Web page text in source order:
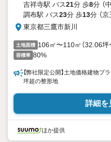
吉祥寺駅 バス21分 歩8分 （
調布駅 バス23分 歩13分 （
東京都三鷹市新川
土地面積 106㎡〜110㎡（32.06坪
容積率 80%
【弊社限定公開】土地価格建物
坪超の整形地
詳細を
ほか提供